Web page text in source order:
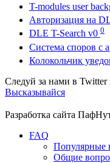
T-modules user
Авторизация на
DLE T-Search v0 0
Система споров с
Колокольчик
Следуй за нами в Twitter
Высказывайся
Разработка сайта
FAQ
Популярные
Общие